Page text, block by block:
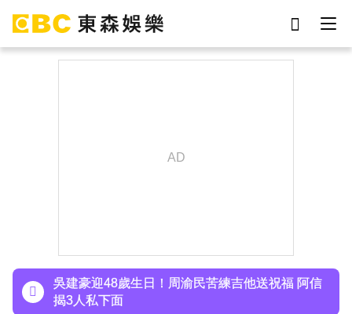
慘被虧：是在震肚子？
吳建豪迎48歲生日！周渝民苦練吉他送祝福 阿信
揭3人私下面